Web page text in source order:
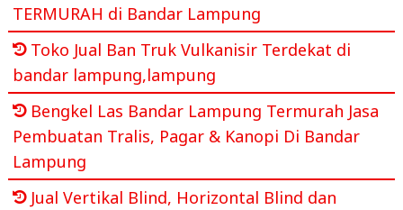
TERMURAH di Bandar Lampung
Toko Jual Ban Truk Vulkanisir Terdekat di
bandar lampung,lampung
Bengkel Las Bandar Lampung Termurah Jasa
Pembuatan Tralis, Pagar & Kanopi Di Bandar
Lampung
Jual Vertikal Blind, Horizontal Blind dan